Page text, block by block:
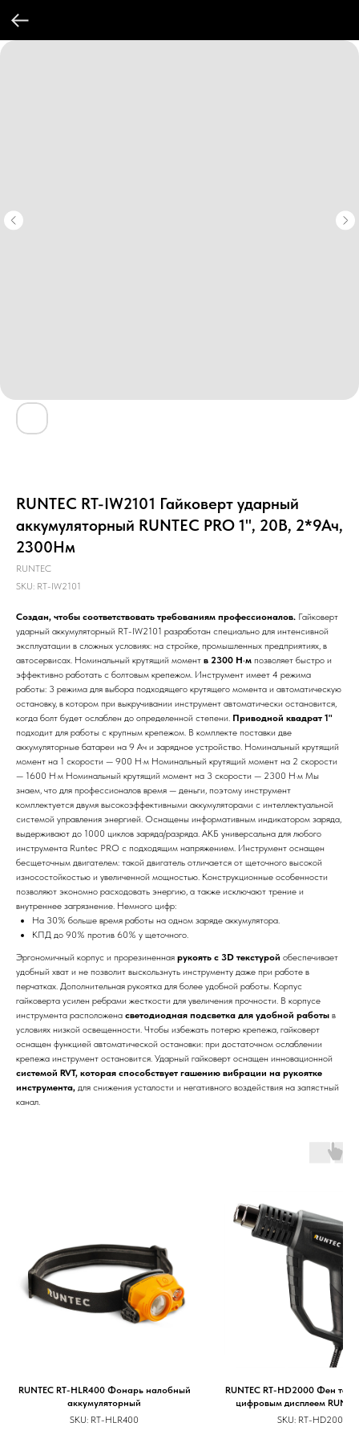
RUNTEC RT-IW2101 Гайковерт ударный
аккумуляторный RUNTEC PRO 1", 20В, 2*9Ач,
2300Нм
RUNTEC
SKU: RT-IW2101
Создан, чтобы соответствовать требованиям профессионалов. Гайковерт
ударный аккумуляторный RT-IW2101 разработан специально для интенсивной
эксплуатации в сложных условиях: на стройке, промышленных предприятиях, в
автосервисах. Номинальный крутящий момент в 2300 Н·м позволяет быстро и
эффективно работать с болтовым крепежом. Инструмент имеет 4 режима
работы: 3 режима для выбора подходящего крутящего момента и автоматическую
остановку, в котором при выкручивании инструмент автоматически остановится,
когда болт будет ослаблен до определенной степени. Приводной квадрат 1"
подходит для работы с крупным крепежом. В комплекте поставки две
аккумуляторные батареи на 9 Ач и зарядное устройство. Номинальный крутящий
момент на 1 скорости — 900 Н·м Номинальный крутящий момент на 2 скорости
— 1600 Н·м Номинальный крутящий момент на 3 скорости — 2300 Н·м Мы
знаем, что для профессионалов время — деньги, поэтому инструмент
комплектуется двумя высокоэффективными аккумуляторами с интеллектуальной
системой управления энергией. Оснащены информативным индикатором заряда,
выдерживают до 1000 циклов заряда/разряда. АКБ универсальна для любого
инструмента Runtec PRO с подходящим напряжением. Инструмент оснащен
бесщеточным двигателем: такой двигатель отличается от щеточного высокой
износостойкостью и увеличенной мощностью. Конструкционные особенности
позволяют экономно расходовать энергию, а также исключают трение и
внутреннее загрязнение. Немного цифр:
На 30% больше время работы на одном заряде аккумулятора.
КПД до 90% против 60% у щеточного.
Эргономичный корпус и прорезиненная рукоять с 3D текстурой обеспечивает
удобный хват и не позволит выскользнуть инструменту даже при работе в
перчатках. Дополнительная рукоятка для более удобной работы. Корпус
гайковерта усилен ребрами жесткости для увеличения прочности. В корпусе
инструмента расположена светодиодная подсветка для удобной работы в
условиях низкой освещенности. Чтобы избежать потерю крепежа, гайковерт
оснащен функцией автоматической остановки: при достаточном ослаблении
крепежа инструмент остановится. Ударный гайковерт оснащен инновационной
системой RVT, которая способствует гашению вибрации на рукоятке
инструмента, для снижения усталости и негативного воздействия на запястный
канал.
RUNTEC RT-HLR400 Фонарь налобный
аккумуляторный
SKU: RT-HLR400
RUNTEC RT-HD2000 Фен
цифровым дисплеем
2000Вт
SKU: RT-HD2000